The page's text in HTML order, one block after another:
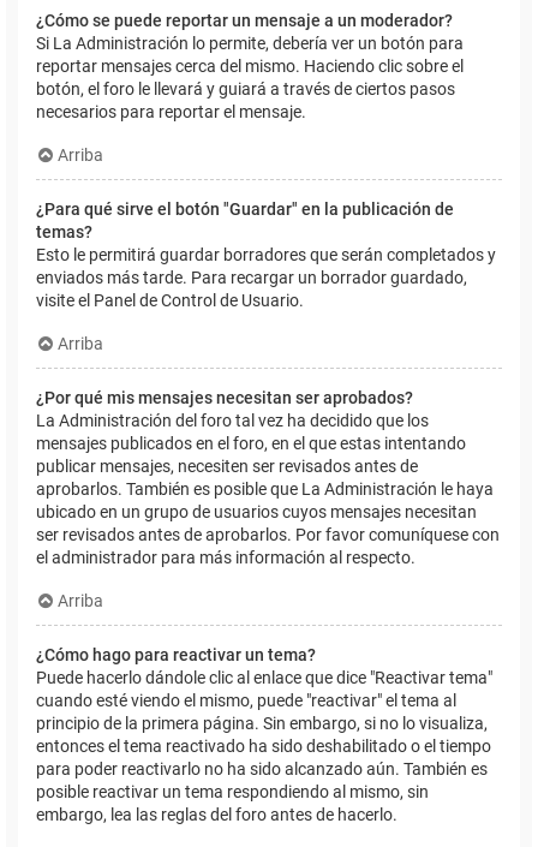
¿Cómo se puede reportar un mensaje a un moderador?
Si La Administración lo permite, debería ver un botón para
reportar mensajes cerca del mismo. Haciendo clic sobre el
botón, el foro le llevará y guiará a través de ciertos pasos
necesarios para reportar el mensaje.
Arriba
¿Para qué sirve el botón "Guardar" en la publicación de
temas?
Esto le permitirá guardar borradores que serán completados y
enviados más tarde. Para recargar un borrador guardado,
visite el Panel de Control de Usuario.
Arriba
¿Por qué mis mensajes necesitan ser aprobados?
La Administración del foro tal vez ha decidido que los
mensajes publicados en el foro, en el que estas intentando
publicar mensajes, necesiten ser revisados antes de
aprobarlos. También es posible que La Administración le haya
ubicado en un grupo de usuarios cuyos mensajes necesitan
ser revisados antes de aprobarlos. Por favor comuníquese con
el administrador para más información al respecto.
Arriba
¿Cómo hago para reactivar un tema?
Puede hacerlo dándole clic al enlace que dice "Reactivar tema"
cuando esté viendo el mismo, puede "reactivar" el tema al
principio de la primera página. Sin embargo, si no lo visualiza,
entonces el tema reactivado ha sido deshabilitado o el tiempo
para poder reactivarlo no ha sido alcanzado aún. También es
posible reactivar un tema respondiendo al mismo, sin
embargo, lea las reglas del foro antes de hacerlo.